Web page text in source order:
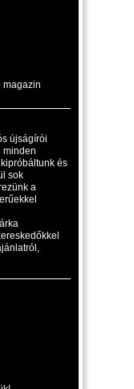
magazin
újságírói
minden
és
sok
a